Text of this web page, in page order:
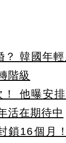
？ 韓國年
階級
！ 他曝安
活在期待中
鎖16個月